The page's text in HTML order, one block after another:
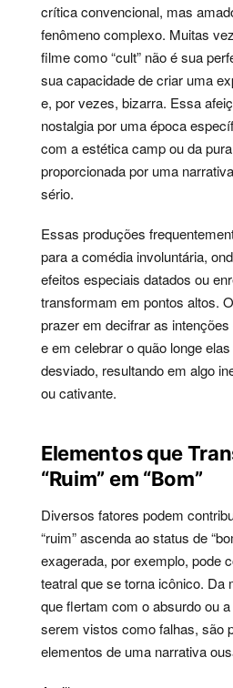
crítica convencional, mas
fenômeno complexo. Muitas
filme como “cult” não é sua
sua capacidade de criar uma
e, por vezes, bizarra. Essa
nostalgia por uma época
com a estética camp ou da
proporcionada por uma
sério.
Essas produções
para a comédia involuntária,
efeitos especiais datados ou
transformam em pontos altos.
prazer em decifrar as
e em celebrar o quão longe
desviado, resultando em algo
ou cativante.
Elementos que
“Ruim” em “Bom”
Diversos fatores podem
“ruim” ascenda ao status de
exagerada, por exemplo, pode
teatral que se torna icônico. Da
que flertam com o absurdo ou
serem vistos como falhas, são
elementos de uma narrativa